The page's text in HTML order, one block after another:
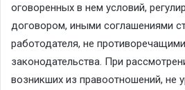
оговоренных в нем условий,
договором, иными соглашениями
работодателя, не
законодательства. При
возникших из правоотношений, не